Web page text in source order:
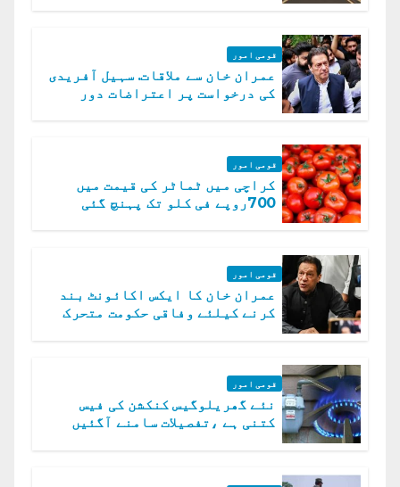
قومی امور
عمران خان سے ملاقات. سہیل آفریدی
کی درخواست پر اعتراضات دور
قومی امور
کراچی میں ٹماٹر کی قیمت میں
700روپے فی کلو تک پہنچ گئی
قومی امور
عمران خان کا ایکس اکائونٹ بند
کرنے کیلئے وفاقی حکومت متحرک
قومی امور
نئے گھریلوگیس کنکشن کی فیس
کتنی ہے ،تفصیلات سامنے آگئیں